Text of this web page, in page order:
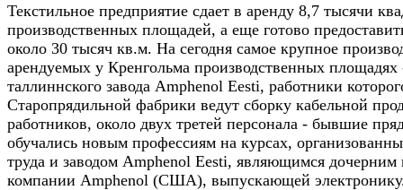
Текстильное предприятие сдает в аренду 8,7 тысячи
производственных площадей, а еще готово
около 30 тысяч кв.м. На сегодня самое крупное
арендуемых у Кренгольма производственных площадях
таллиннского завода Amphenol Eesti, работники
Старопрядильной фабрики ведут сборку кабельной
работников, около двух третей персонала - бывшие
обучались новым профессиям на курсах,
труда и заводом Amphenol Eesti, являющимся дочерним
компании Amphenol (США), выпускающей